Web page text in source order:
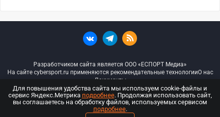
Разработчиком сайта является ООО «ЕСПОРТ Медиа»
На сайте cybersport.ru применяются рекомендательные технологииО нас
Документы
© ООО «Киберспорт.ру» — Все права защищены
18+
Для повышения удобства сайта мы используем cookie-файлы и
сервис Яндекс.Метрика подробнее. Продолжая использовать сайт,
вы соглашаетесь на обработку файлов, используемых сервисом
подробнее.